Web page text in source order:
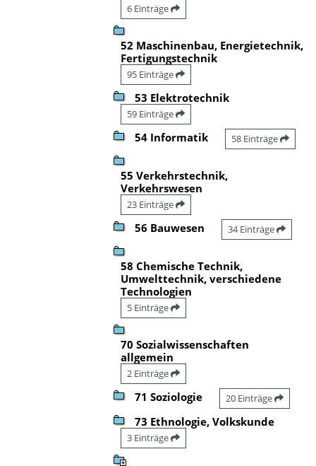
6 Einträge
52 Maschinenbau, Energietechnik,
Fertigungstechnik
95 Einträge
53 Elektrotechnik
59 Einträge
54 Informatik 58 Einträge
55 Verkehrstechnik,
Verkehrswesen
23 Einträge
56 Bauwesen 34 Einträge
58 Chemische Technik,
Umwelttechnik, verschiedene
Technologien
5 Einträge
70 Sozialwissenschaften
allgemein
2 Einträge
71 Soziologie 20 Einträge
73 Ethnologie, Volkskunde
3 Einträge